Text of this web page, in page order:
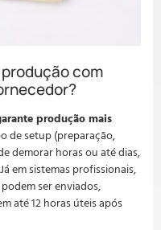
com
produção mais
de setup (preparação,
demorar horas ou até dias,
em sistemas profissionais,
ser enviados,
até 12 horas úteis após